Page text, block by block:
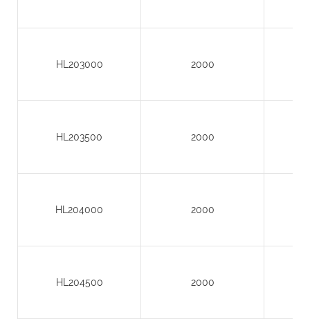
HL203000 2000
HL203500 2000
HL204000 2000
HL204500 2000